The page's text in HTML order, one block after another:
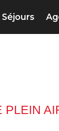
Séjours
PLEIN